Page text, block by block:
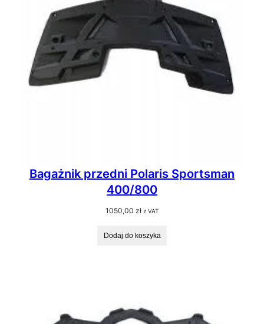
Bagażnik przedni Polaris Sportsman
400/800
1050,00 zł z VAT
Dodaj do koszyka